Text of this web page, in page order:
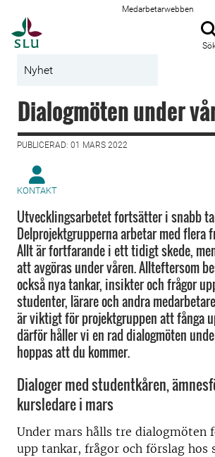
Medarbetarwebben
Nyhet
Dialogmöten under
PUBLICERAD: 01 MARS 2022
KONTAKT
Utvecklingsarbetet fortsätter i snabb
Delprojektgrupperna arbetar med flera
Allt är fortfarande i ett tidigt skede,
att avgöras under våren. Allteftersom
också nya tankar, insikter och frågor
studenter, lärare och andra
är viktigt för projektgruppen att fånga
därför håller vi en rad dialogmöten
hoppas att du kommer.
Dialoger med studentkåren,
kursledare i mars
Under mars hålls tre dialogmöten
upp tankar, frågor och förslag hos